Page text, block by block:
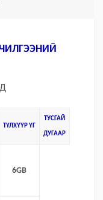
ТҮЛХҮҮР ҮГ
ТУСГАЙ
ДУГААР
6GB